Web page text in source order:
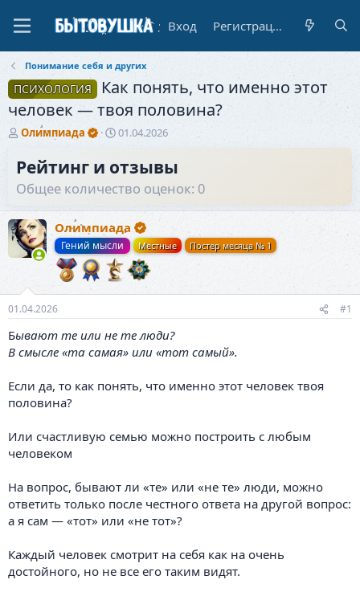
Вход Регистрация
Понимание себя и других
ПСИХОЛОГИЯ
Как понять, что именно этот
человек — твоя половина?
А
т
р
е
м
ы
Олимпиада
Д
т
а
н
а
л
а
01.04.2026
Рейтинг и отзывы
Общее количество оценок: 0
Олимпиада
Гений мысли Местные Постер месяца № 1
01.04.2026 #1
Бывают те или не те люди?
В смысле «та самая» или «тот самый».
Если да, то как понять, что именно этот человек твоя
половина?
Или счастливую семью можно построить с любым
человеком
На вопрос, бывают ли «те» или «не те» люди, можно
ответить только после честного ответа на другой вопрос:
а я сам — «тот» или «не тот»?
Каждый человек смотрит на себя как на очень
достойного, но не все его таким видят.